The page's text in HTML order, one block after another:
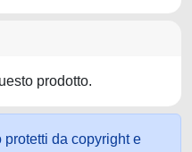
prodotto.
protetti da copyright e